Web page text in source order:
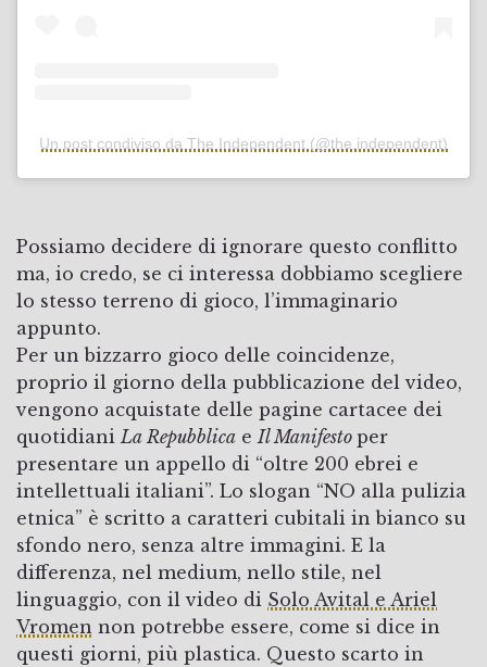
Un post condiviso da The Independent (@the.independent)
Possiamo decidere di ignorare questo conflitto
ma, io credo, se ci interessa dobbiamo scegliere
lo stesso terreno di gioco, l’immaginario
appunto.
Per un bizzarro gioco delle coincidenze,
proprio il giorno della pubblicazione del video,
vengono acquistate delle pagine cartacee dei
quotidianiLa Repubblica eIl Manifesto per
presentare un appello di “oltre 200 ebrei e
intellettuali italiani”. Lo slogan “NO alla pulizia
etnica” è scritto a caratteri cubitali in bianco su
sfondo nero, senza altre immagini. E la
differenza, nel medium, nello stile, nel
linguaggio, con il video di Solo Avital e Ariel
Vromen non potrebbe essere, come si dice in
questi giorni, più plastica. Questo scarto in